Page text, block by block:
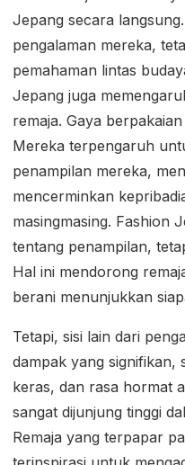
Jepang secara
pengalaman mereka,
pemahaman lintas
Jepang juga
remaja. Gaya
Mereka terpengaruh
penampilan mereka,
mencerminkan
masingmasing. Fashion
tentang penampilan,
Hal ini mendorong
berani menunjukkan
Tetapi, sisi lain dari
dampak yang signifikan,
keras, dan rasa hormat
sangat dijunjung tinggi
Remaja yang terpapar